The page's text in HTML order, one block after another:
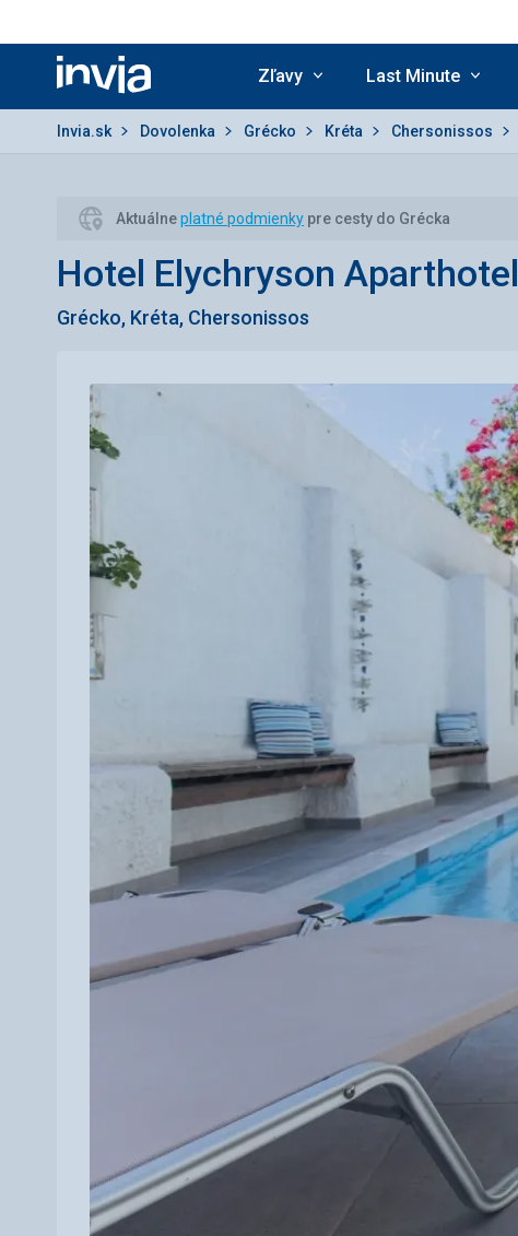
Invia.sk
Zľavy Last Minute
Invia.sk Dovolenka Grécko Kréta Chersonissos
Aktuálneplatné podmienky pre cesty do Grécka
Hotel Elychryson Aparthotel
Grécko, Kréta, Chersonissos